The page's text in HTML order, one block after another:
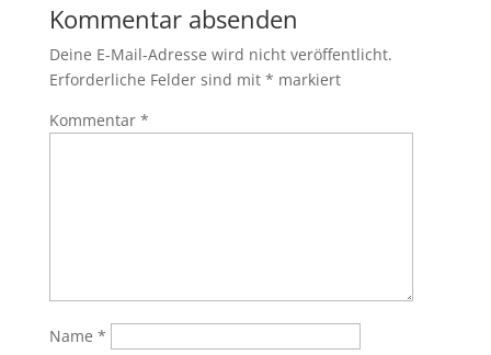
Kommentar absenden
Deine E-Mail-Adresse wird nicht veröffentlicht.
Erforderliche Felder sind mit * markiert
Kommentar *
Name *